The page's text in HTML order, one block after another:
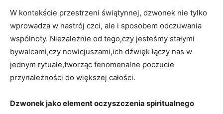
W kontekście przestrzeni świątynnej, dzwonek ⁣nie ⁣tylko
wprowadza w nastrój ⁤czci, ale i sposobem odczuwania
wspólnoty. Niezależnie od tego,czy jesteśmy stałymi
bywalcami,czy nowicjuszami,ich dźwięk łączy ⁢nas w
jednym rytuale,tworząc fenomenalne poczucie
przynależności do większej całości.
Dzwonek jako element ​oczyszczenia spiritualnego